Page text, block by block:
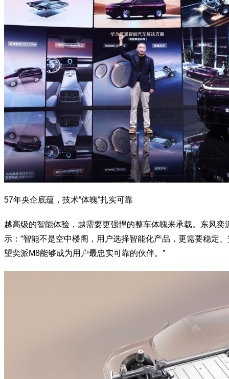
57年央企底蕴，技术“体魄”扎实可靠
越高级的智能体验，越需要更强悍的整车体魄来承载。东风奕
示：“智能不是空中楼阁，用户选择智能化产品，更需要稳定
望奕派M8能够成为用户最忠实可靠的伙伴。”